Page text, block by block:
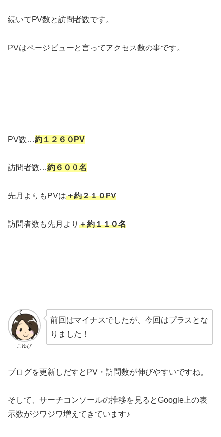
続いてPV数と訪問者数です。
PVはページビューと言ってアクセス数の事です。
PV数…約１２６０PV
訪問者数…約６００名
先月よりもPVは＋約２１０PV
訪問者数も先月より ＋約１１０名
こゆび
前回はマイナスでしたが、今回はプラスとな
りました！
ブログを更新しだすとPV・訪問数が伸びやすいですね。
そして、サーチコンソールの推移を見るとGoogle上の表
示数がジワジワ増えてきています♪